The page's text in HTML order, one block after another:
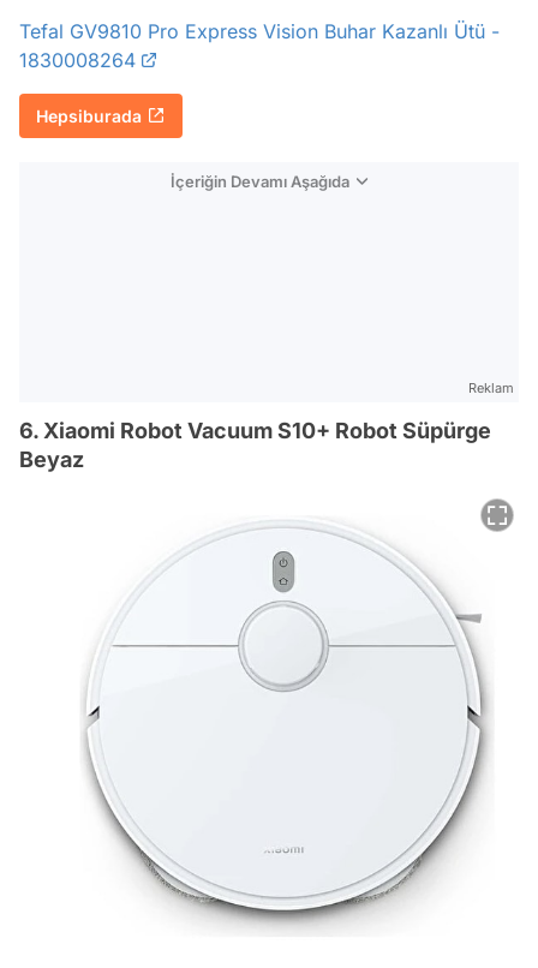
Tefal GV9810 Pro Express Vision Buhar Kazanlı Ütü -
1830008264
Hepsiburada
İçeriğin Devamı Aşağıda
Reklam
6. Xiaomi Robot Vacuum S10+ Robot Süpürge
Beyaz